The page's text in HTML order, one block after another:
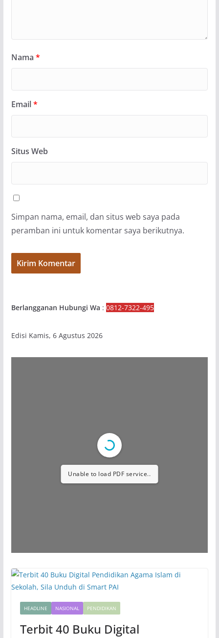
Nama *
Email*
Situs Web
Simpan nama, email, dan situs web saya pada
peramban ini untuk komentar saya berikutnya.
Berlangganan Hubungi Wa : 0812-7322-495
Edisi Kamis, 6 Agustus 2026
Unable to load PDF service..
HEADLINE NASIONAL PENDIDIKAN
Terbit 40 Buku Digital